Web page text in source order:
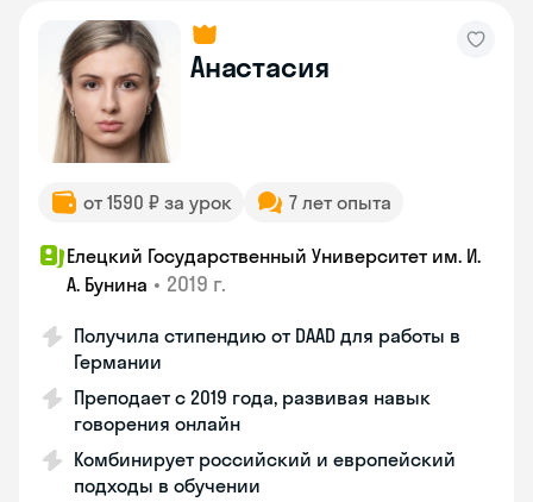
Анастасия
от 1590 ₽ за урок 7 лет опыта
Елецкий Государственный Университет им. И.
А. Бунина • 2019 г.
Получила стипендию от DAAD для работы в
Германии
Преподает с 2019 года, развивая навык
говорения онлайн
Комбинирует российский и европейский
подходы в обучении